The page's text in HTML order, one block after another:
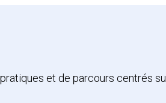
et de parcours centrés